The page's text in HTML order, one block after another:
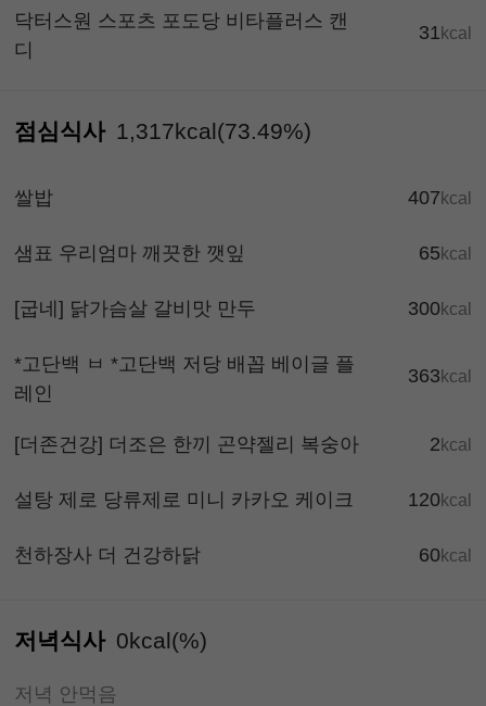
닥터스원 스포츠 포도당 비타플러스 캔
디
31 kcal
점심식사 1,317kcal(73.49%)
쌀밥 407 kcal
샘표 우리엄마 깨끗한 깻잎 65 kcal
[굽네] 닭가슴살 갈비맛 만두 300kcal
*고단백 ㅂ *고단백 저당 배꼽 베이글 플
레인
363 kcal
[더존건강] 더조은 한끼 곤약젤리 복숭아 2 kcal
설탕 제로 당류제로 미니 카카오 케이크 120kcal
천하장사 더 건강하닭 60kcal
저녁식사 0kcal(%)
저녁 안먹음